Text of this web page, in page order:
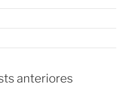
anteriores